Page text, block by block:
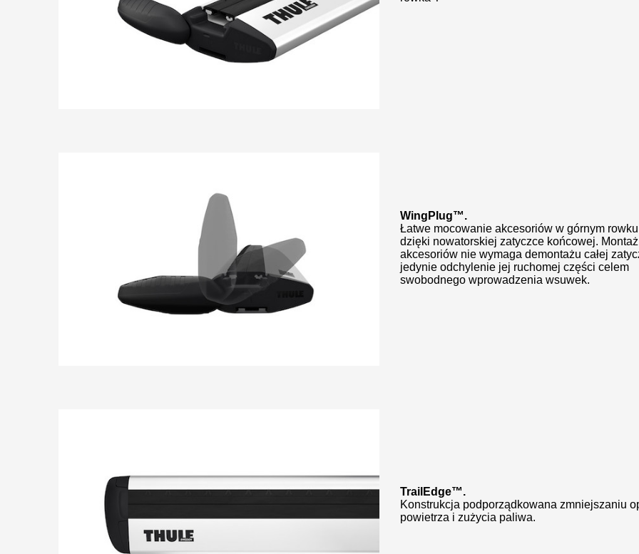
WingPlug™.
Łatwe mocowanie akcesoriów w górnym
dzięki nowatorskiej zatyczce końcowej. Montaż
akcesoriów nie wymaga demontażu całej
jedynie odchylenie jej ruchomej części celem
swobodnego wprowadzenia wsuwek.
TrailEdge™.
Konstrukcja podporządkowana zmniejszaniu
powietrza i zużycia paliwa.